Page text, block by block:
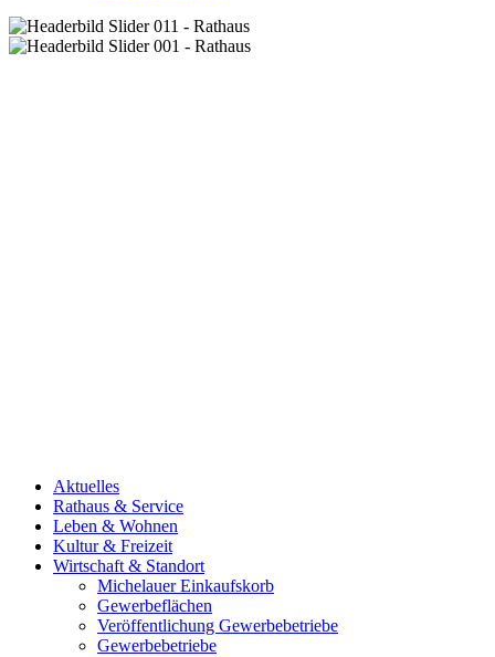
Aktuelles
Rathaus & Service
Leben & Wohnen
Kultur & Freizeit
Wirtschaft & Standort
Michelauer Einkaufskorb
Gewerbeflächen
Veröffentlichung Gewerbebetriebe
Gewerbebetriebe